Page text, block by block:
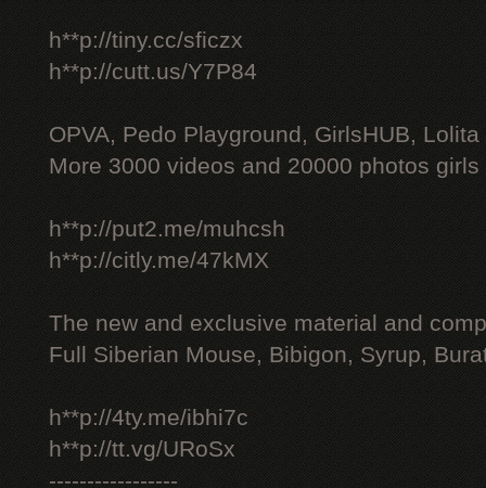
h**p://tiny.cc/sficzx
h**p://cutt.us/Y7P84
OPVA, Pedo Playground, GirlsHUB, Lolita
More 3000 videos and 20000 photos
h**p://put2.me/muhcsh
h**p://citly.me/47kMX
The new and exclusive material and
Full Siberian Mouse, Bibigon, Syrup,
h**p://4ty.me/ibhi7c
h**p://tt.vg/URoSx
-----------------